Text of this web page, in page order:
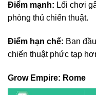
Điểm mạnh: Lối chơi
phòng thủ chiến thuật.
Điểm hạn chế: Ban
chiến thuật phức tạp
Grow Empire: Rome